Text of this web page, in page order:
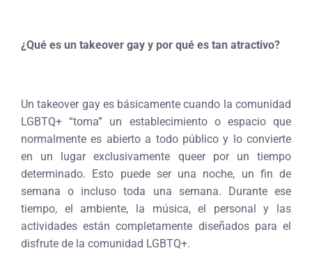
¿Qué es un takeover gay y por qué es tan atractivo?
Un takeover gay es básicamente cuando la comunidad
LGBTQ+ “toma” un establecimiento o espacio que
normalmente es abierto a todo público y lo convierte
en un lugar exclusivamente queer por un tiempo
determinado. Esto puede ser una noche, un fin de
semana o incluso toda una semana. Durante ese
tiempo, el ambiente, la música, el personal y las
actividades están completamente diseñados para el
disfrute de la comunidad LGBTQ+.